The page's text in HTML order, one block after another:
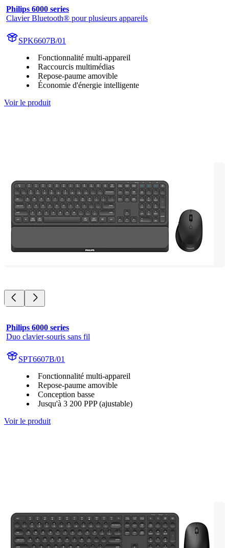
Philips 6000 series
Clavier Bluetooth® pour plusieurs appareils
SPK6607B/01
Fonctionnalité multi-appareil
Raccourcis multimédias
Repose-paume amovible
Économie d'énergie intelligente
Voir le produit
Philips 6000 series
Duo clavier-souris sans fil
SPT6607B/01
Fonctionnalité multi-appareil
Repose-paume amovible
Conception basse
Jusqu'à 3 200 PPP (ajustable)
Voir le produit